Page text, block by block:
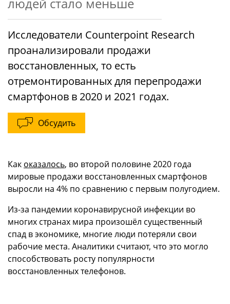
Исследователи Counterpoint Research
проанализировали продажи
восстановленных, то есть
отремонтированных для перепродажи
смартфонов в 2020 и 2021 годах.
Обсудить
Как оказалось, во второй половине 2020 года
мировые продажи восстановленных смартфонов
выросли на 4% по сравнению с первым полугодием.
Из-за пандемии коронавирусной инфекции во
многих странах мира произошёл существенный
спад в экономике, многие люди потеряли свои
рабочие места. Аналитики считают, что это могло
способствовать росту популярности
восстановленных телефонов.